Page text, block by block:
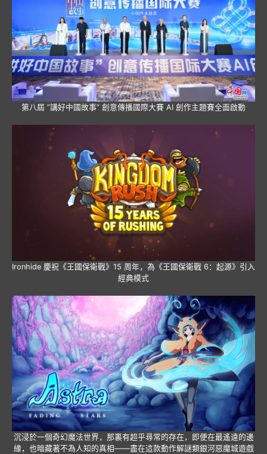
第八屆 “講好中國故事” 創意傳播國際大賽 AI 創作主題賽全面啟動
Ironhide 慶祝《王國保衛戰》15 周年，為《王國保衛戰 6：起源》引入
經典模式
沉浸於一個奇幻魔法世界，那裏有超乎尋常的存在，即便在最遙遠的邊
緣，也暗藏著不為人知的真相——盡在這款動作解謎類銀河惡魔城遊戲